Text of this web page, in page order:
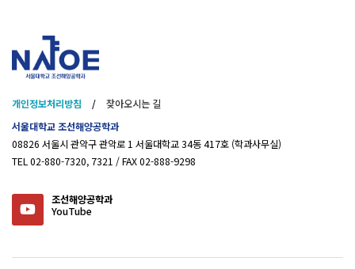
개인정보처리방침 /
찾아오시는 길
서울대학교 조선해양공학과
08826 서울시 관악구 관악로 1 서울대학교 34동 417호 (학과사무실)
TEL 02-880-7320, 7321 / FAX 02-888-9298
조선해양공학과
YouTube